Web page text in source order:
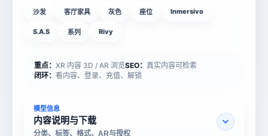
沙发 客厅家具 灰色 座位 Inmersivo
S.A.S 系列 Rivy
重点： XR 内容 3D / AR 浏览SEO： 真实内容可检索
闭环： 看内容、登录、充值、解锁
模型信息
内容说明与下载
分类、标签、格式、AR与授权